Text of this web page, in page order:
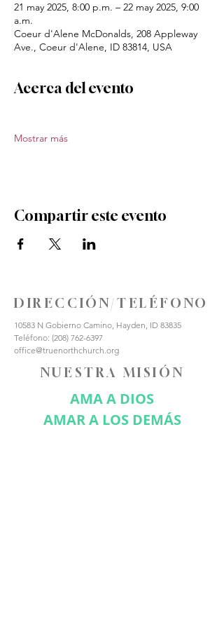
21 may 2025, 8:00 p.m. – 22 may 2025, 9:00
a.m.
Coeur d'Alene McDonalds, 208 Appleway
Ave., Coeur d'Alene, ID 83814, USA
Acerca del evento
Mostrar más
Compartir este evento
DIRECCIÓN/TELÉFONO
10583 N Gobierno Camino, Hayden, ID 83835
Teléfono: (208) 762-6397
office@truenorthchurch.org
NUESTRA MISIÓN
AMA A DIOS
AMAR A LOS DEMÁS